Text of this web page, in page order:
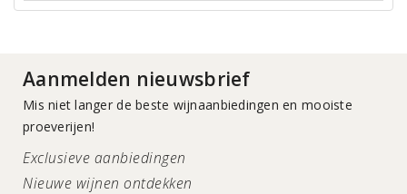
Aanmelden nieuwsbrief
Mis niet langer de beste wijnaanbiedingen en mooiste
proeverijen!
Exclusieve aanbiedingen
Nieuwe wijnen ontdekken